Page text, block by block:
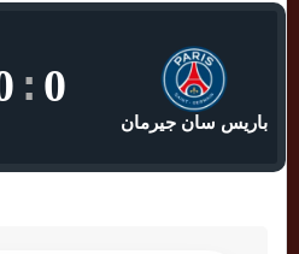
باريس سان جيرمان
0
: